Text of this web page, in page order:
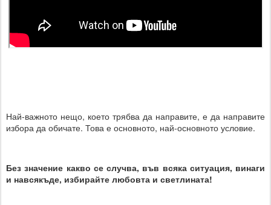
Най-важното нещо, което трябва да направите, е да направите
избора да обичате. Това е основното, най-основното условие.
Без значение какво се случва, във всяка ситуация, винаги
и навсякъде, избирайте любовта и светлината!